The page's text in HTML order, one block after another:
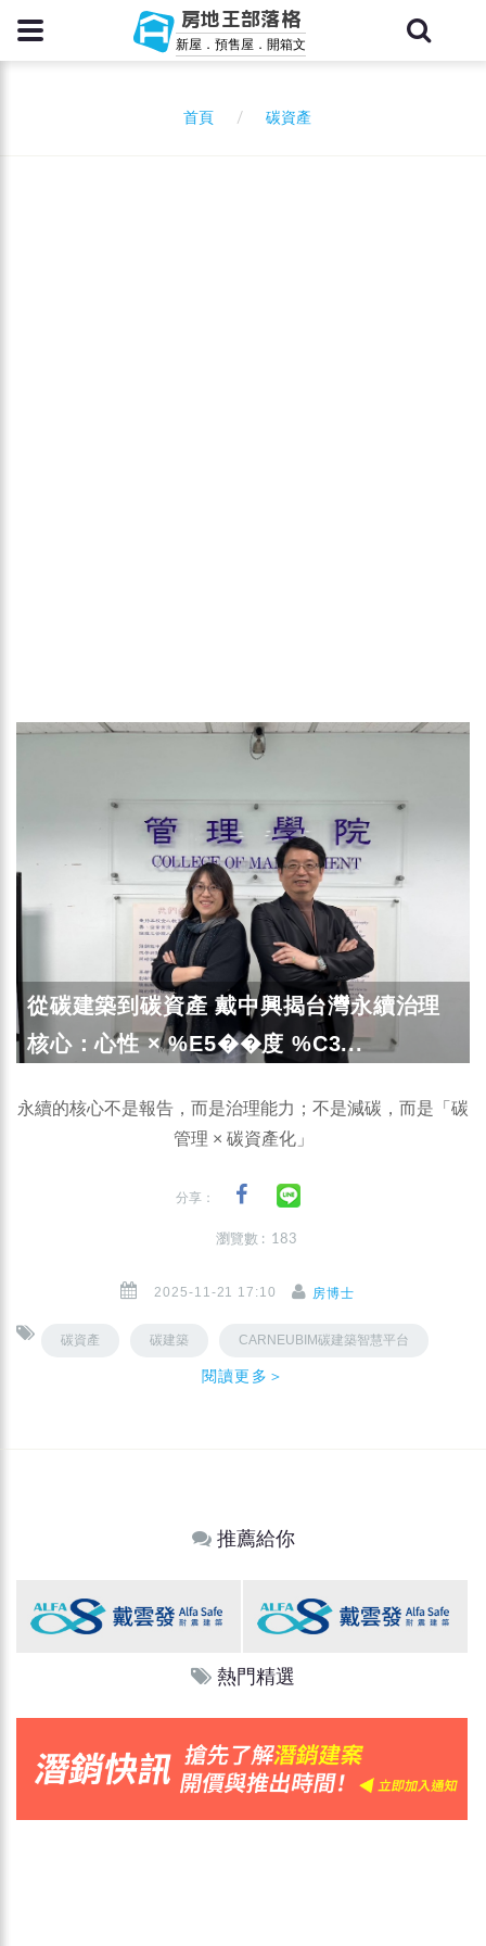
房地王部落格
新屋．預售屋．開箱文
首頁 碳資產
從碳建築到碳資產 戴中興揭台灣永續治理
核心：心性 × %E5��度 %C3...
永續的核心不是報告，而是治理能力；不是減碳，而是「碳
管理 × 碳資產化」
分享：
瀏覽數 : 183
2025-11-21 17:10 房博士
碳資產 碳建築 CARNEUBIM碳建築智慧平台
閱讀更多＞
推薦給你
熱門精選